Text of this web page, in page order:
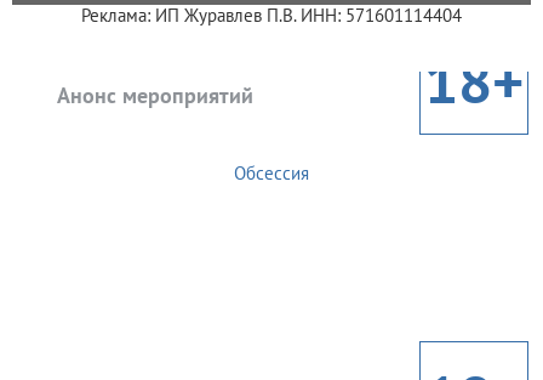
Реклама: ИП Журавлев П.В. ИНН: 571601114404
Анонс мероприятий 18+
Обсессия